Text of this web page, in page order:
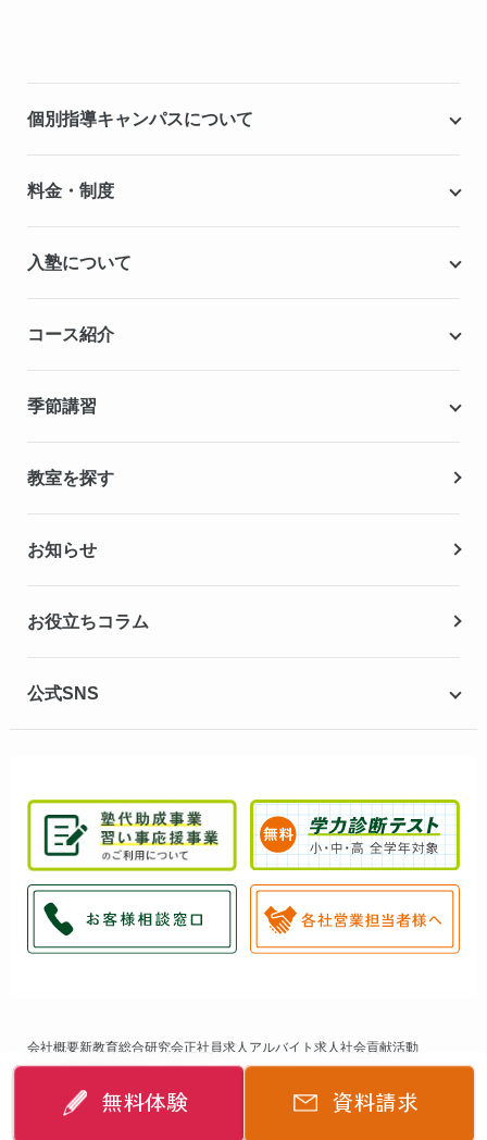
無料体験 資料請求
個別指導キャンパスについて
こだわりの個別指導専用教材
料金・制度
無料学力診断テスト
入塾について
無料体験授業
コース紹介
高校生の個別指導コース
季節講習
冬期講習
教室を探す
お知らせ
お役立ちコラム
公式SNS
会社概要新教育総合研究会正社員求人 アルバイト求人社会貢献活動